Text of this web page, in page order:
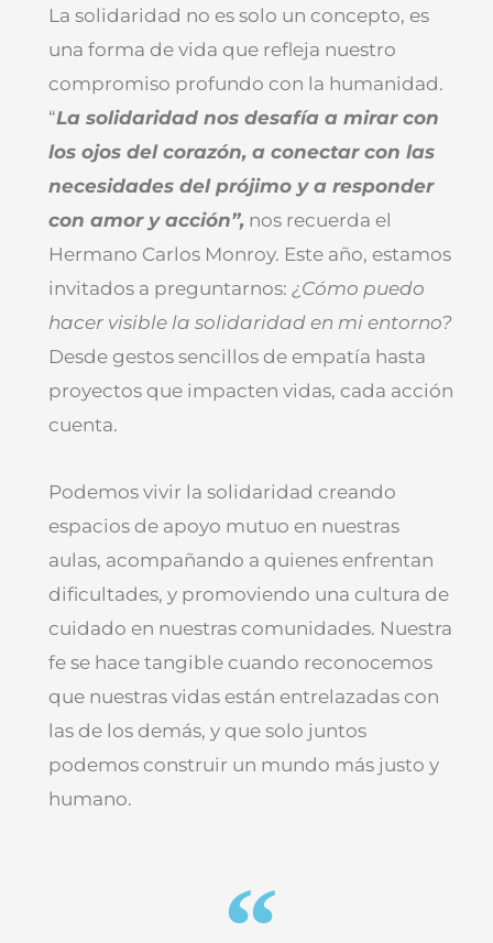
La solidaridad no es solo un concepto, es
una forma de vida que refleja nuestro
compromiso profundo con la humanidad.
“La solidaridad nos desafía a mirar con
los ojos del corazón, a conectar con las
necesidades del prójimo y a responder
con amor y acción”,nos recuerda el
Hermano Carlos Monroy. Este año, estamos
invitados a preguntarnos: ¿Cómo puedo
hacer visible la solidaridad en mi entorno?
Desde gestos sencillos de empatía hasta
proyectos que impacten vidas, cada acción
cuenta.
Podemos vivir la solidaridad creando
espacios de apoyo mutuo en nuestras
aulas, acompañando a quienes enfrentan
dificultades, y promoviendo una cultura de
cuidado en nuestras comunidades. Nuestra
fe se hace tangible cuando reconocemos
que nuestras vidas están entrelazadas con
las de los demás, y que solo juntos
podemos construir un mundo más justo y
humano.